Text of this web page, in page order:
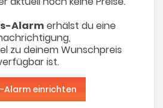
Alarmerhälst du eine
zu deinem Wunschpreis
ist.
Alarm einrichten